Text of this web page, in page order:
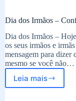
Dia dos Irmãos –
Dia dos Irmãos –
os seus irmãos e
mensagem para dizer
mesmo se você não…
Leia mais
Dia